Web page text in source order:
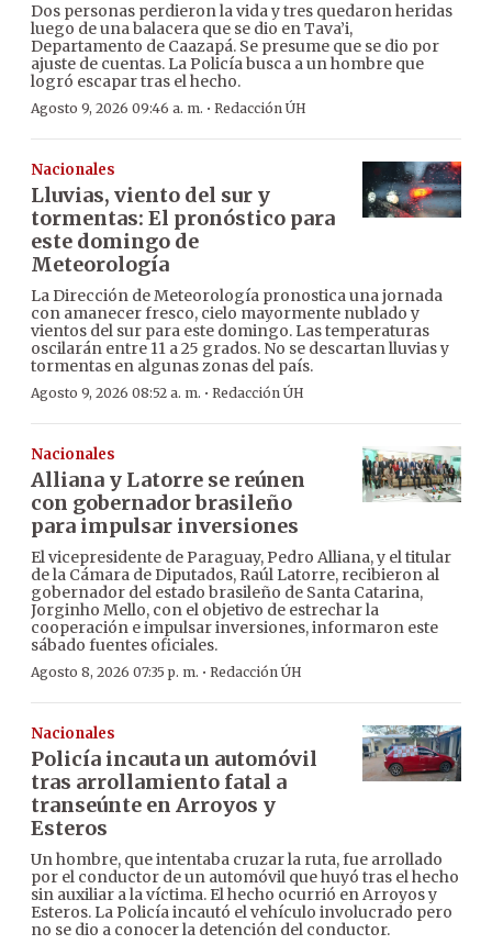
Dos personas perdieron la vida y tres quedaron heridas
luego de una balacera que se dio en Tava’i,
Departamento de Caazapá. Se presume que se dio por
ajuste de cuentas. La Policía busca a un hombre que
logró escapar tras el hecho.
Agosto 9, 2026 09:46 a. m. · Redacción ÚH
Nacionales
Lluvias, viento del sur y
tormentas: El pronóstico para
este domingo de
Meteorología
La Dirección de Meteorología pronostica una jornada
con amanecer fresco, cielo mayormente nublado y
vientos del sur para este domingo. Las temperaturas
oscilarán entre 11 a 25 grados. No se descartan lluvias y
tormentas en algunas zonas del país.
Agosto 9, 2026 08:52 a. m. · Redacción ÚH
Nacionales
Alliana y Latorre se reúnen
con gobernador brasileño
para impulsar inversiones
El vicepresidente de Paraguay, Pedro Alliana, y el titular
de la Cámara de Diputados, Raúl Latorre, recibieron al
gobernador del estado brasileño de Santa Catarina,
Jorginho Mello, con el objetivo de estrechar la
cooperación e impulsar inversiones, informaron este
sábado fuentes oficiales.
Agosto 8, 2026 07:35 p. m. · Redacción ÚH
Nacionales
Policía incauta un automóvil
tras arrollamiento fatal a
transeúnte en Arroyos y
Esteros
Un hombre, que intentaba cruzar la ruta, fue arrollado
por el conductor de un automóvil que huyó tras el hecho
sin auxiliar a la víctima. El hecho ocurrió en Arroyos y
Esteros. La Policía incautó el vehículo involucrado pero
no se dio a conocer la detención del conductor.